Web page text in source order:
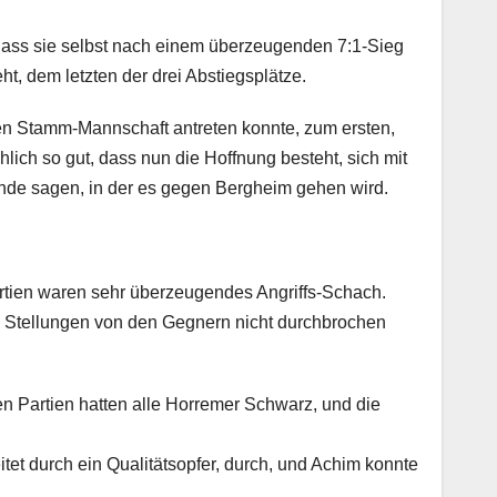
sie selbst nach einem überzeugenden 7:1-Sieg
dem letzten der drei Abstiegsplätze.
Stamm-Mannschaft antreten konnte, zum ersten,
so gut, dass nun die Hoffnung besteht, sich mit
sagen, in der es gegen Bergheim gehen wird.
waren sehr überzeugendes Angriffs-Schach.
von den Gegnern nicht durchbrochen
Partien hatten alle Horremer Schwarz, und die
durch ein Qualitätsopfer, durch, und Achim konnte